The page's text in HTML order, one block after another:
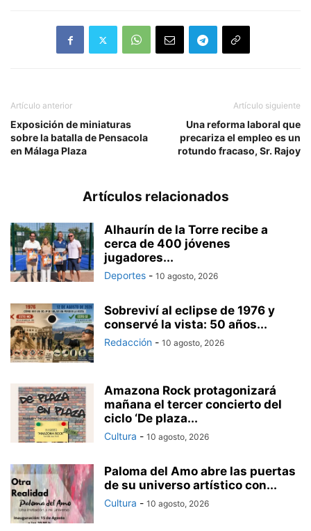
Artículo anterior
Exposición de miniaturas
sobre la batalla de Pensacola
en Málaga Plaza
Artículo siguiente
Una reforma laboral que
precariza el empleo es un
rotundo fracaso, Sr. Rajoy
Artículos relacionados
Alhaurín de la Torre recibe a
cerca de 400 jóvenes
jugadores...
Deportes - 10 agosto, 2026
Sobreviví al eclipse de 1976 y
conservé la vista: 50 años...
Redacción - 10 agosto, 2026
Amazona Rock protagonizará
mañana el tercer concierto del
ciclo ‘De plaza...
Cultura - 10 agosto, 2026
Paloma del Amo abre las puertas
de su universo artístico con...
Cultura - 10 agosto, 2026